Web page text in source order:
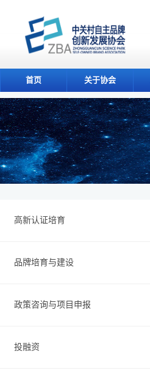
首页 关于协会
高新认证培育
品牌培育与建设
政策咨询与项目申报
投融资